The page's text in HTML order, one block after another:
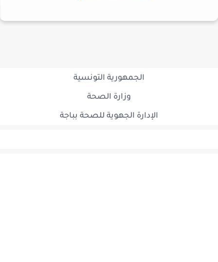
الجمهورية التونسية
وزارة الصحة
الإدارة الجهوية للصحة بباجة